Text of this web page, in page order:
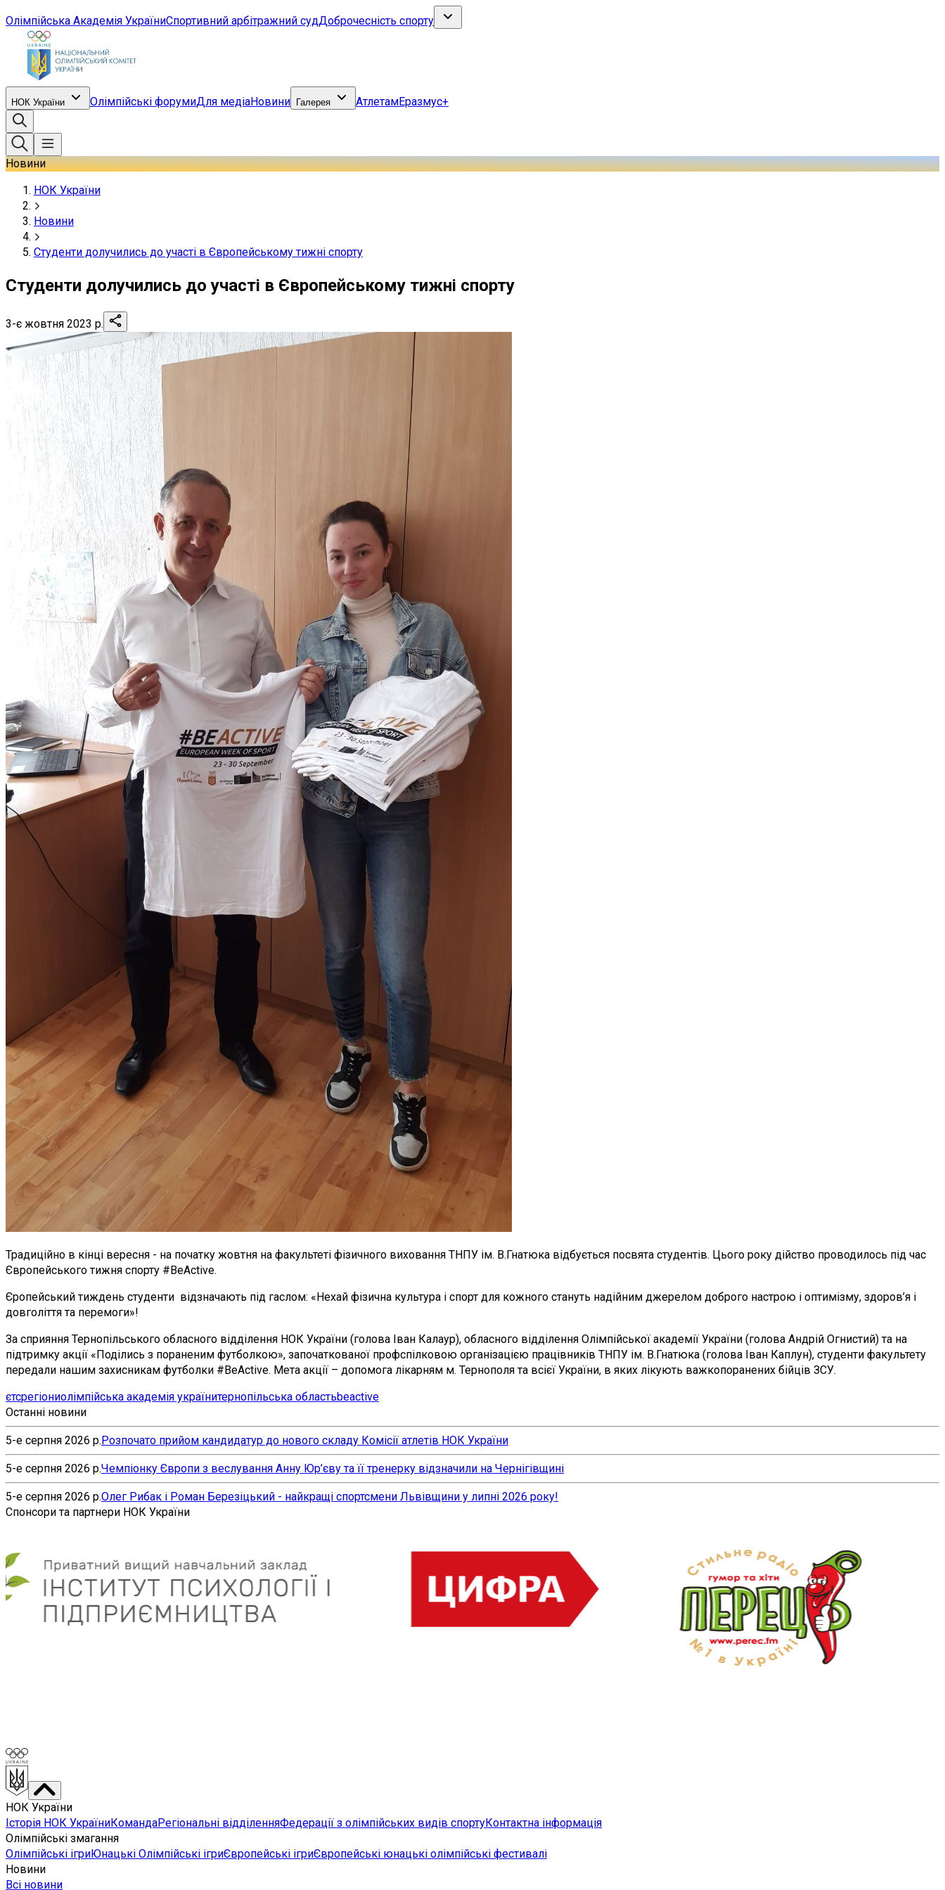
Олімпійська Академія УкраїниСпортивний арбітражний судДоброчесність спорту
НОК України Олімпійські форумиДля медіаНовини Галерея АтлетамЕразмус+
Новини
НОК України
Новини
Студенти долучились до участі в Європейському тижні спорту
Студенти долучились до участі в Європейському тижні спорту
3-є жовтня 2023 р.
Традиційно в кінці вересня - на початку жовтня на факультеті фізичного виховання ТНПУ ім. В.Гнатюка відбується посвята студентів. Цього року дійство проводилось під час
Європейського тижня спорту #BeActive.
Єропейський тиждень студенти відзначають під гаслом: «Нехай фізична культура і спорт для кожного стануть надійним джерелом доброго настрою і оптимізму, здоров’я і
довголіття та перемоги»!
За сприяння Тернопільського обласного відділення НОК України (голова Іван Калаур), обласного відділення Олімпійської академії України (голова Андрій Огнистий) та на
підтримку акції «Поділись з пораненим футболкою», започаткованої профспілковою організацією працівників ТНПУ ім. В.Гнатюка (голова Іван Каплун), студенти факультету
передали нашим захисникам футболки #BeActive. Мета акції – допомога лікарням м. Тернополя та всієї України, в яких лікують важкопоранених бійців ЗСУ.
єтсрегіониолімпійська академія українитернопільська областьbeactive
Останні новини
5-е серпня 2026 р.Розпочато прийом кандидатур до нового складу Комісії атлетів НОК України
5-е серпня 2026 р.Чемпіонку Європи з веслування Анну Юр’єву та її тренерку відзначили на Чернігівщині
5-е серпня 2026 р.Олег Рибак і Роман Березіцький - найкращі спортсмени Львівщини у липні 2026 року!
Спонсори та партнери НОК України
НОК України
Історія НОК УкраїниКомандаРегіональні відділенняФедерації з олімпійських видів спортуКонтактна інформація
Олімпійські змагання
Олімпійські ігриЮнацькі Олімпійські ігриЄвропейські ігриЄвропейські юнацькі олімпійські фестивалі
Новини
Всі новини